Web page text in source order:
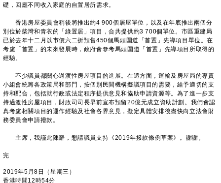
礎，回應不同收入家庭的自置居所需求。
香港房屋委員會稍後將推出約4 900個居屋單位，以及在年底推出兩個分
別位於柴灣和青衣的「綠置居」項目，合共提供約3 700個單位。市區重建局
已於去年十二月以市價六二折預售450個馬頭圍道「首置」先導項目單位。在
考慮「首置」的未來發展時，政府會參考馬頭圍道「首置」先導項目所取得的
經驗。
不少議員都關心過渡性房屋項目的進展。在這方面，運輸及房屋局的專責
小組會統籌各政策局和部門，按個別民間機構擬議項目的需要，給予適切的支
持和配合，包括就行政或法定程序提供意見和協助申請資源等。為了進一步支
持過渡性房屋項目，財政司司長早前宣布預留20億元成立資助計劃。我們會認
真考慮相關項目的運作經驗及社會各界意見，擬定具體安排後盡快向立法會財
務委員會申請撥款。
主席，我謹此陳辭，懇請議員支持《2019年撥款條例草案》。謝謝。
完
2019年5月8日（星期三）
香港時間12時54分